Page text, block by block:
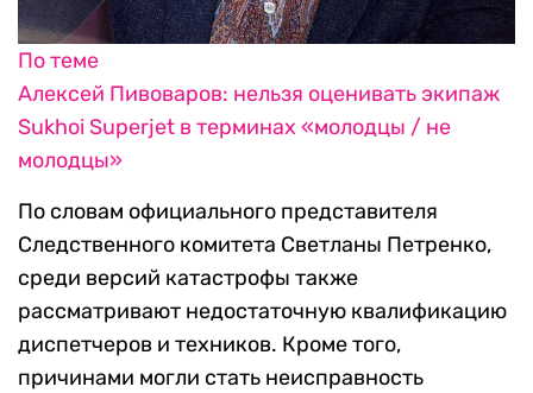
По теме
Алексей Пивоваров: нельзя оценивать экипаж
Sukhoi Superjet в терминах «молодцы / не
молодцы»
По словам официального представителя
Следственного комитета Светланы Петренко,
среди версий катастрофы также
рассматривают недостаточную квалификацию
диспетчеров и техников. Кроме того,
причинами могли стать неисправность